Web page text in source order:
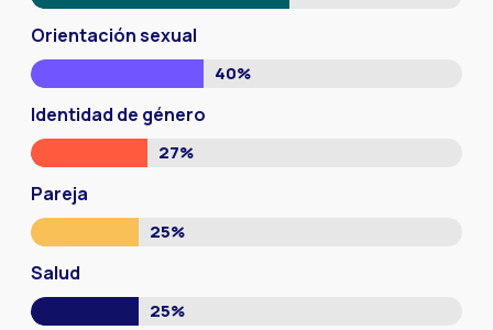
Orientación sexual
40%
Identidad de género
27%
Pareja
25%
Salud
25%